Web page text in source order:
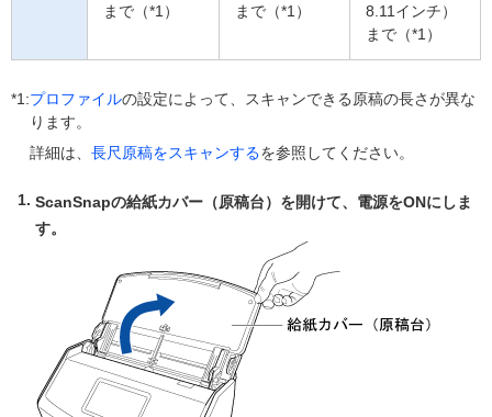
まで（*1）
まで（*1）
8.11インチ）
まで（*1）
*1:プロファイルの設定によって、スキャンできる原稿の長さが異な
ります。
詳細は、 長尺原稿をスキャンするを参照してください。
ScanSnapの給紙カバー（原稿台）を開けて、電源をONにしま
す。